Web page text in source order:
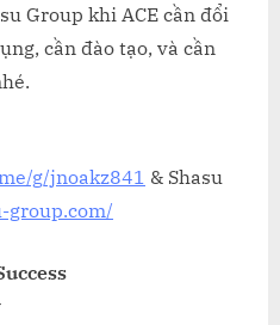
Group khi ACE cần đổi
cần đào tạo, và cần
g/jnoakz841 & Shasu
group.com/